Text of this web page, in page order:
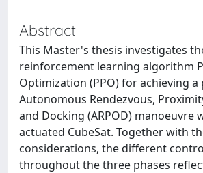
Abstract
This Master's thesis investigates
reinforcement learning algorithm
Optimization (PPO) for achieving a
Autonomous Rendezvous,
and Docking (ARPOD) manoeuvre
actuated CubeSat. Together with
considerations, the different
throughout the three phases